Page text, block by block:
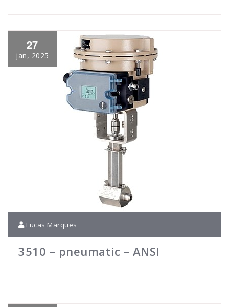
27
jan, 2025
Lucas Marques
3510 – pneumatic – ANSI